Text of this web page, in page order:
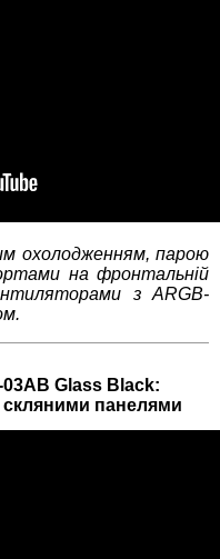
охолодженням, парою
на фронтальній
з ARGB-
Glass Black:
скляними панелями